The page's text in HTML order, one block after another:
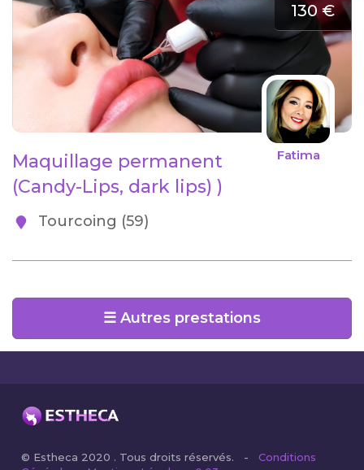
130 €
Fatima
Maquillage permanent
(Candy-Lips, dark lips) )
Tourcoing (59)
☰ Autres prestations
© Estheca 2020 . Tous droits réservés. -Conditions